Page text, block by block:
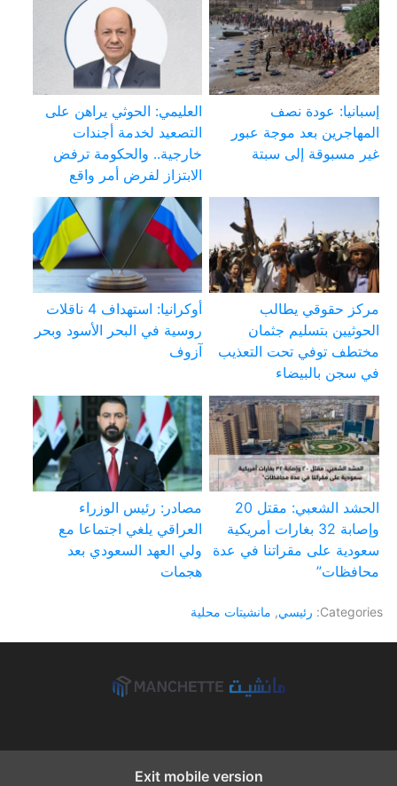
إسبانيا: عودة نصف
المهاجرين بعد موجة عبور
غير مسبوقة إلى سبتة
العليمي: الحوثي يراهن على
التصعيد لخدمة أجندات
خارجية.. والحكومة ترفض
الابتزاز لفرض أمر واقع
مركز حقوقي يطالب
الحوثيين بتسليم جثمان
مختطف توفي تحت التعذيب
في سجن بالبيضاء
أوكرانيا: استهداف 4 ناقلات
روسية في البحر الأسود وبحر
آزوف
الحشد الشعبي: مقتل 20
وإصابة 32 بغارات أمريكية
سعودية على مقراتنا في عدة
محافظات”
مصادر: رئيس الوزراء
العراقي يلغي اجتماعا مع
ولي العهد السعودي بعد
هجمات
Categories: رئيسي, مانشيتات محلية
Exit mobile version